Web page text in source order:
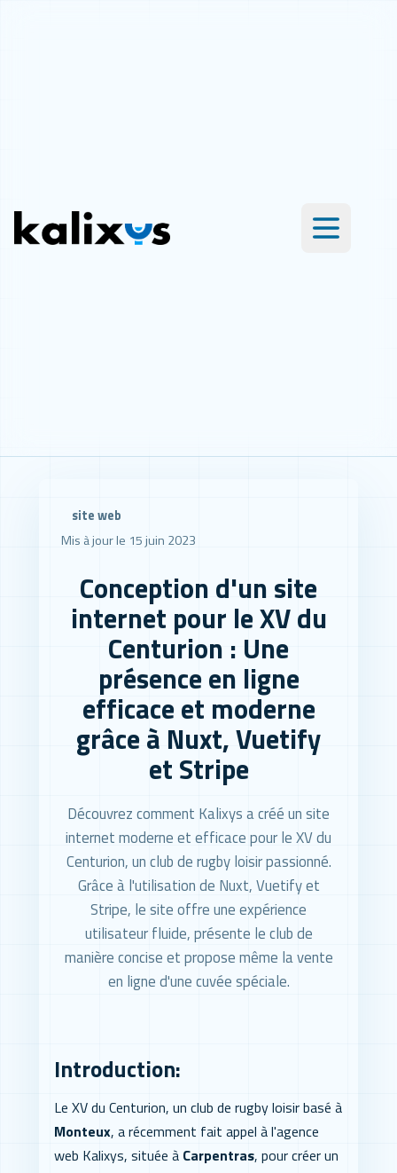
site web
Mis à jour le 15 juin 2023
Conception d'un site
internet pour le XV du
Centurion : Une
présence en ligne
efficace et moderne
grâce à Nuxt, Vuetify
et Stripe
Découvrez comment Kalixys a créé un site
internet moderne et efficace pour le XV du
Centurion, un club de rugby loisir passionné.
Grâce à l'utilisation de Nuxt, Vuetify et
Stripe, le site offre une expérience
utilisateur fluide, présente le club de
manière concise et propose même la vente
en ligne d'une cuvée spéciale.
Introduction:
Le XV du Centurion, un club de rugby loisir basé à
Monteux, a récemment fait appel à l'agence
web Kalixys, située à Carpentras, pour créer un